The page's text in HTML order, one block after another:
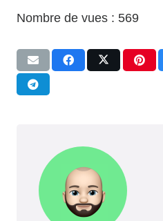
Nombre de vues : 569